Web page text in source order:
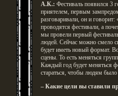
А.К.: Фестиваль появился 3
приятелем, первым
разговаривали, он и
проводятся фестивали, а
мы провели первый
людей. Сейчас можно смело
будет иметь новый формат.
сцены. То есть меняться
Каждый год будет меняться
стараться, чтобы людям было
– Какие цели вы ставили